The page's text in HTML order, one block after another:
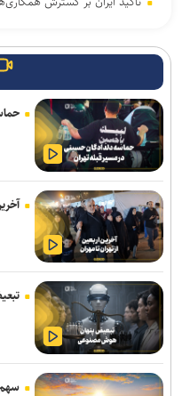
همگرایی منطقه‌ای
اقتصاد معیشتی و حکمرانی
دانشگاهی در رقابت منطقه‌ای
رگبار و رعدوبرق در راه شمال
لغو افزایش تعرفه و تصاعد
افزایش سابقه خدمت الزامی
جمع آوری شد
تردد ۵.۸ میلیون زائر
برگشت به ثبت رسید
سهم